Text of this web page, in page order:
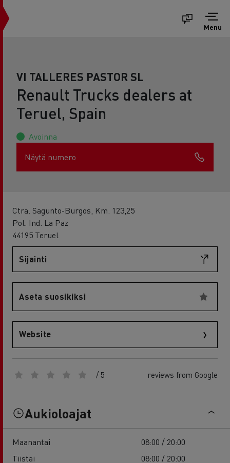
Menu
VI TALLERES PASTOR SL
Renault Trucks dealers at
Teruel, Spain
Avoinna
Näytä numero
Ctra. Sagunto-Burgos, Km. 123,25
Pol. Ind. La Paz
44195 Teruel
Sijainti
Aseta suosikiksi
Website
/ 5 reviews from Google
Aukioloajat
Maanantai
08:00 / 20:00
Tiistai
08:00 / 20:00